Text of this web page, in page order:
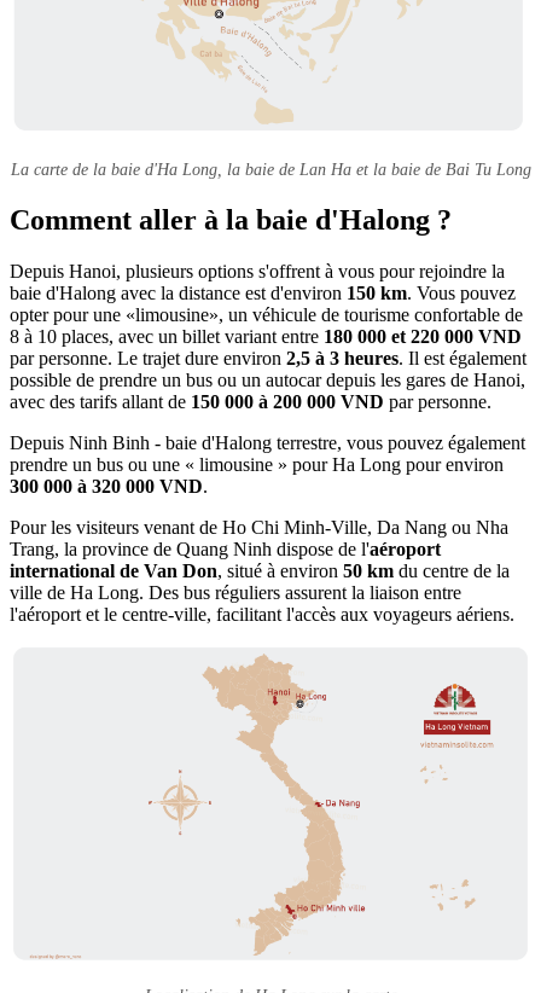
La carte de la baie d'Ha Long, la baie de Lan Ha et la baie de Bai Tu Long
Comment aller à la baie d'Halong ?
Depuis Hanoi, plusieurs options s'offrent à vous pour rejoindre la
baie d'Halong avec la distance est d'environ 150 km. Vous pouvez
opter pour une «limousine», un véhicule de tourisme confortable de
8 à 10 places, avec un billet variant entre 180 000 et 220 000 VND
par personne. Le trajet dure environ 2,5 à 3 heures. Il est également
possible de prendre un bus ou un autocar depuis les gares de Hanoi,
avec des tarifs allant de 150 000 à 200 000 VND par personne.
Depuis Ninh Binh - baie d'Halong terrestre, vous pouvez également
prendre un bus ou une « limousine » pour Ha Long pour environ
300 000 à 320 000 VND.
Pour les visiteurs venant de Ho Chi Minh-Ville, Da Nang ou Nha
Trang, la province de Quang Ninh dispose de l'aéroport
international de Van Don, situé à environ 50 km du centre de la
ville de Ha Long. Des bus réguliers assurent la liaison entre
l'aéroport et le centre-ville, facilitant l'accès aux voyageurs aériens.